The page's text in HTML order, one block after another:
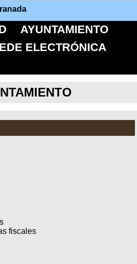
AYUNTAMIENTO
ELECTRÓNICA
fiscales